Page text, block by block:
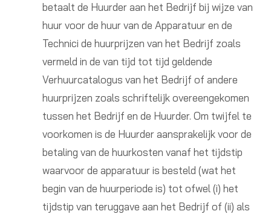
betaalt de Huurder aan het Bedrijf bij wijze van
huur voor de huur van de Apparatuur en de
Technici de huurprijzen van het Bedrijf zoals
vermeld in de van tijd tot tijd geldende
Verhuurcatalogus van het Bedrijf of andere
huurprijzen zoals schriftelijk overeengekomen
tussen het Bedrijf en de Huurder. Om twijfel te
voorkomen is de Huurder aansprakelijk voor de
betaling van de huurkosten vanaf het tijdstip
waarvoor de apparatuur is besteld (wat het
begin van de huurperiode is) tot ofwel (i) het
tijdstip van teruggave aan het Bedrijf of (ii) als